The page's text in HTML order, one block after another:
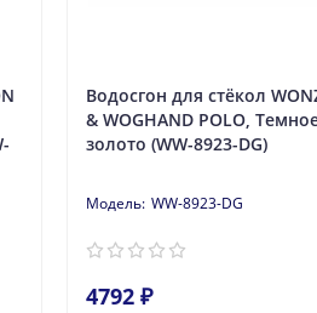
Водосгон для стёкол
& WOGHAND POLO,
золото (WW-8923-DG)
WW-8923-DG
4792 ₽